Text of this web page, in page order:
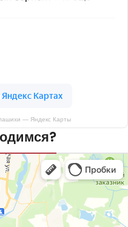
— Яндекс Карты